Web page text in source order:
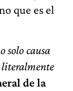
que es el
solo causa
literalmente
de la